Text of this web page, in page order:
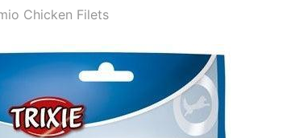
Chicken Filets